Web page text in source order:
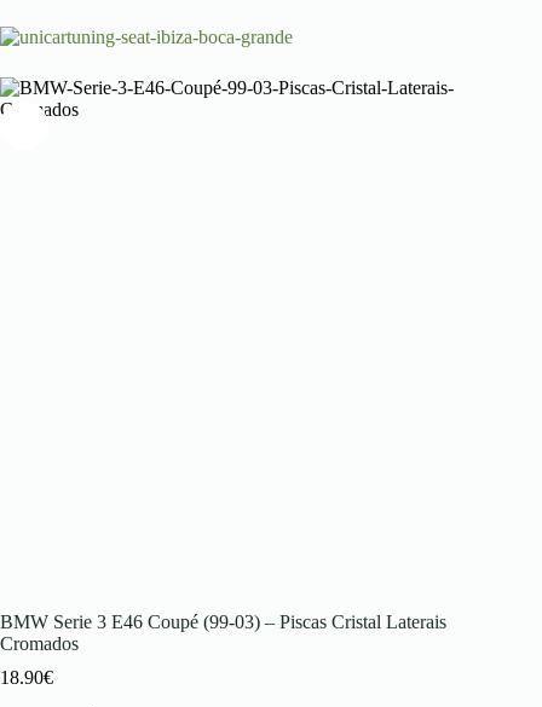
BMW Serie 3 E46 Coupé (99-03) – Piscas Cristal Laterais
Cromados
18.90€